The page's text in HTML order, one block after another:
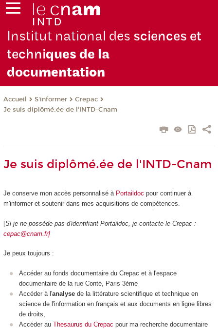
Institut national des sciences et
techniques de la
documentation
Accueil S'informer
Crepac
Je suis diplômé.ée de l'INTD-Cnam
Je suis diplômé.ée de l'INTD-Cnam
Je conserve mon accès personnalisé à Portaildoc pour continuer à
m'informer et soutenir dans mes acquisitions de compétences.
[Si je ne possède pas d'identifiant Portaildoc, je contacte le Crepac :
cepac@cnam.fr]
Je peux toujours :
Accéder au fonds documentaire du Crepac et à l'espace
documentaire de la rue Conté, Paris 3ème
Accéder à l'analyse de la littérature scientifique et technique en
science de l'information en français et aux documents en ligne libres
de droits,
Accéder au Thesaurus du Crepac pour ma recherche documentaire